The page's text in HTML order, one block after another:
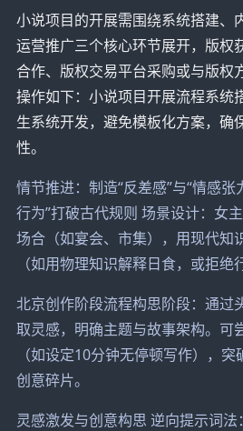
小说项目的开展需围绕系统搭建、
运营推广三个核心环节展开，版权
合作、版权交易平台采购或与版权
操作如下：小说项目开展流程系统
生系统开发，避免模板化方案，确
性。
情节推进：制造“反差感”与“情感张
行为”打破古代规则 场景设计：女
场合（如宴会、市集），用现代知
（如用物理知识解释日食，或拒绝
北京创作阶段流程构思阶段：通过
取灵感，明确主题与故事架构。可
（如设定10分钟无停顿写作），
创意碎片。
灵感激发与创意构思 逆向提示词